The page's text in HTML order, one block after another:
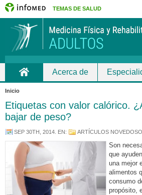
TEMAS DE SALUD
Acerca de
Inicio
Etiquetas con valor calórico.
bajar de peso?
SEP 30TH, 2014 . EN: ARTÍCULOS
Son
que
una mejor
alimentos
consumo
propósito,